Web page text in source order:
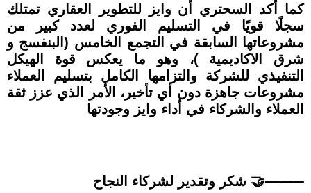
كما أكد السحتري أن وايز للتطوير العقاري تمتلك
سجلًا قويًا في التسليم الفوري لعدد كبير من
مشروعاتها السابقة في التجمع الخامس (البنفسج و
شرق الاكاديمية )، وهو ما يعكس قوة الهيكل
التنفيذي للشركة والتزامها الكامل بتسليم العملاء
مشروعات جاهزة دون أي تأخير، الأمر الذي عزز ثقة
العملاء والشركاء في أداء وايز وجودتها
⸻🤝 شكر وتقدير لشركاء النجاح